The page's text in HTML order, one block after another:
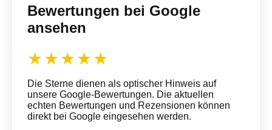
Bewertungen bei Google
ansehen
★★★★★
Die Sterne dienen als optischer Hinweis auf
unsere Google-Bewertungen. Die aktuellen
echten Bewertungen und Rezensionen können
direkt bei Google eingesehen werden.